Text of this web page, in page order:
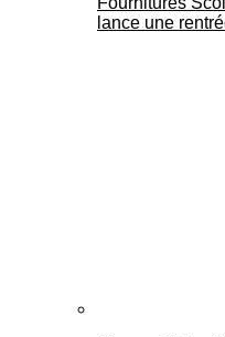
lance une